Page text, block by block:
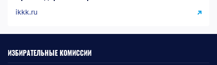
ikkk.ru
ИЗБИРАТЕЛЬНЫЕ КОМИССИИ